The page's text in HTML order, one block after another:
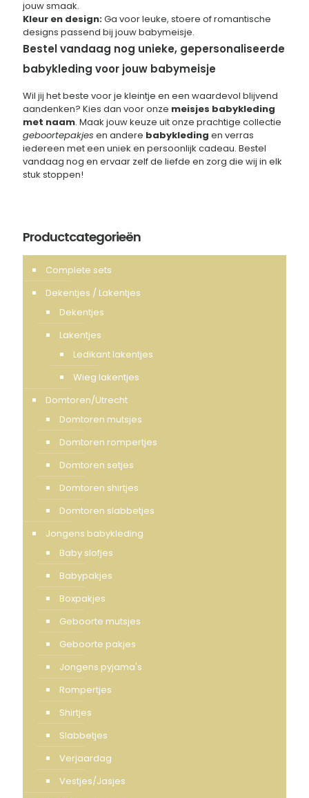
jouw smaak.
Kleur en design:Ga voor leuke, stoere of romantische
designs passend bij jouw babymeisje.
Bestel vandaag nog unieke, gepersonaliseerde
babykleding voor jouw babymeisje
Wil jij het beste voor je kleintje en een waardevol blijvend
aandenken? Kies dan voor onze meisjes babykleding
met naam. Maak jouw keuze uit onze prachtige collectie
geboortepakjes en andere babykleding en verras
iedereen met een uniek en persoonlijk cadeau. Bestel
vandaag nog en ervaar zelf de liefde en zorg die wij in elk
stuk stoppen!
Productcategorieën
Complete sets
Dekentjes / Lakentjes
Dekentjes
Lakentjes
Ledikant lakentjes
Wieg lakentjes
Domtoren/Utrecht
Domtoren mutsjes
Domtoren rompertjes
Domtoren setjes
Domtoren shirtjes
Domtoren slabbetjes
Jongens babykleding
Baby slofjes
Babypakjes
Boxpakjes
Geboorte mutsjes
Geboorte pakjes
Jongens pyjama's
Rompertjes
Shirtjes
Slabbetjes
Verjaardag
Vestjes/Jasjes